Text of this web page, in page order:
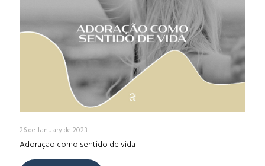
26 de January de 2023
Adoração como sentido de vida